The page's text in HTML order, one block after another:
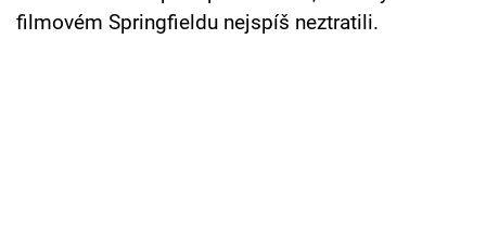
filmovém Springfieldu nejspíš neztratili.